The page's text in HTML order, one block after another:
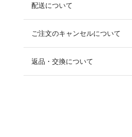
配送について
ご注文のキャンセルについて
返品・交換について